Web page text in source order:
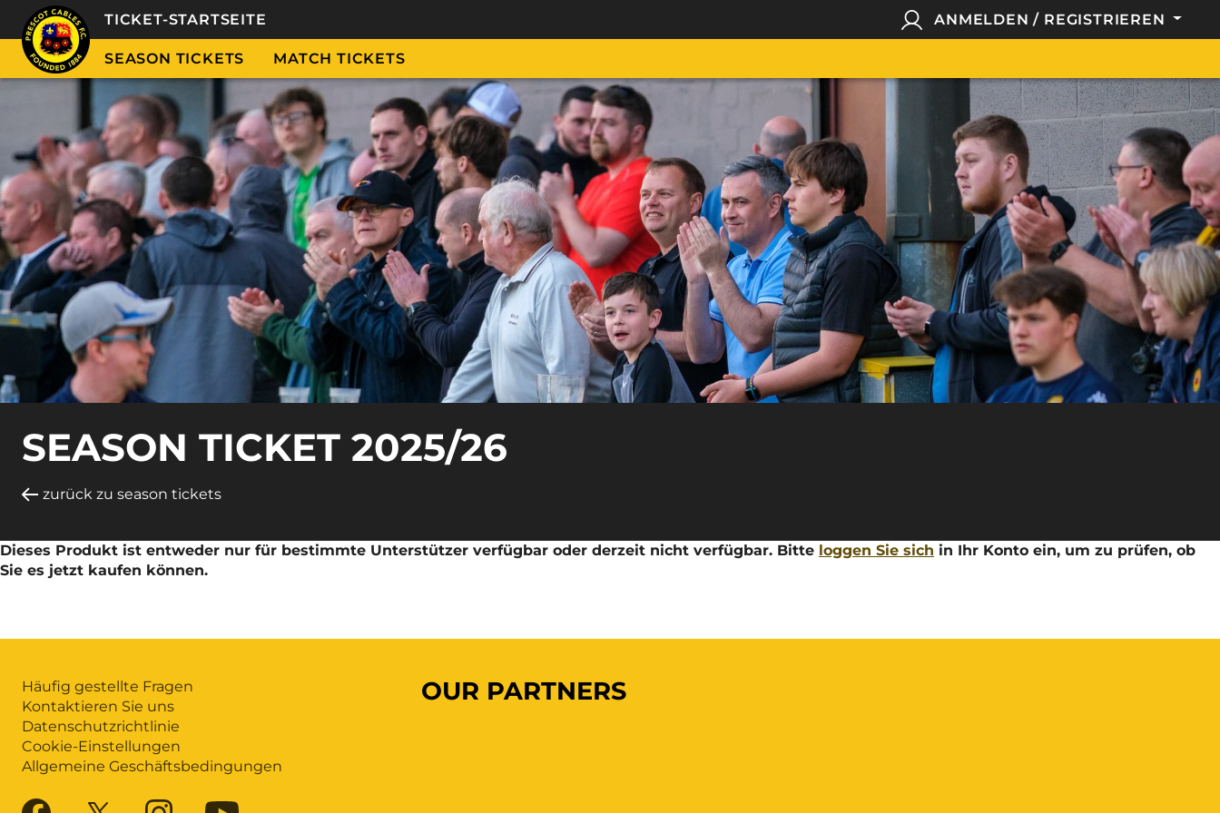
TICKET-STARTSEITE ANMELDEN / REGISTRIEREN
SEASON TICKETS MATCH TICKETS
SEASON TICKET 2025/26
zurück zu season tickets
Dieses Produkt ist entweder nur für bestimmte Unterstützer verfügbar oder derzeit nicht verfügbar. Bitte loggen Sie sich in Ihr Konto ein, um zu prüfen, ob
Sie es jetzt kaufen können.
Häufig gestellte Fragen
Kontaktieren Sie uns
Datenschutzrichtlinie
Cookie-Einstellungen
Allgemeine Geschäftsbedingungen
OUR PARTNERS